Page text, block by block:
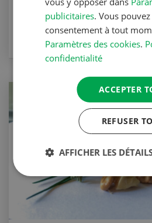
Crème aux cerises et à
officinale
VERS LA RECETTE
publicitaires. Vous
consentement à tout
Paramètres des cookies.
confidentialité
ACCEPTER
REFUSER
AFFICHER LES